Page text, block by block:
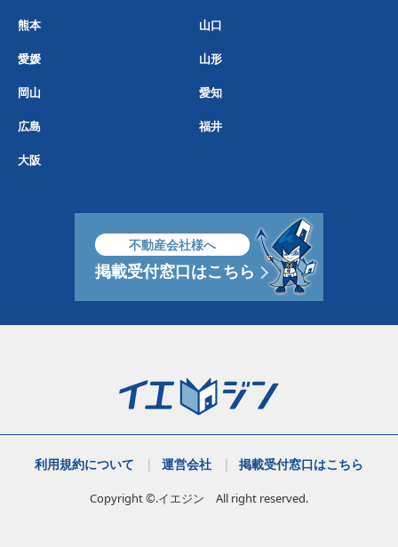
熊本 山口
愛媛 山形
岡山 愛知
広島 福井
大阪
不動産会社様へ
掲載受付窓口はこちら
利用規約について 運営会社 掲載受付窓口はこちら
Copyright ©.イエジン All right reserved.